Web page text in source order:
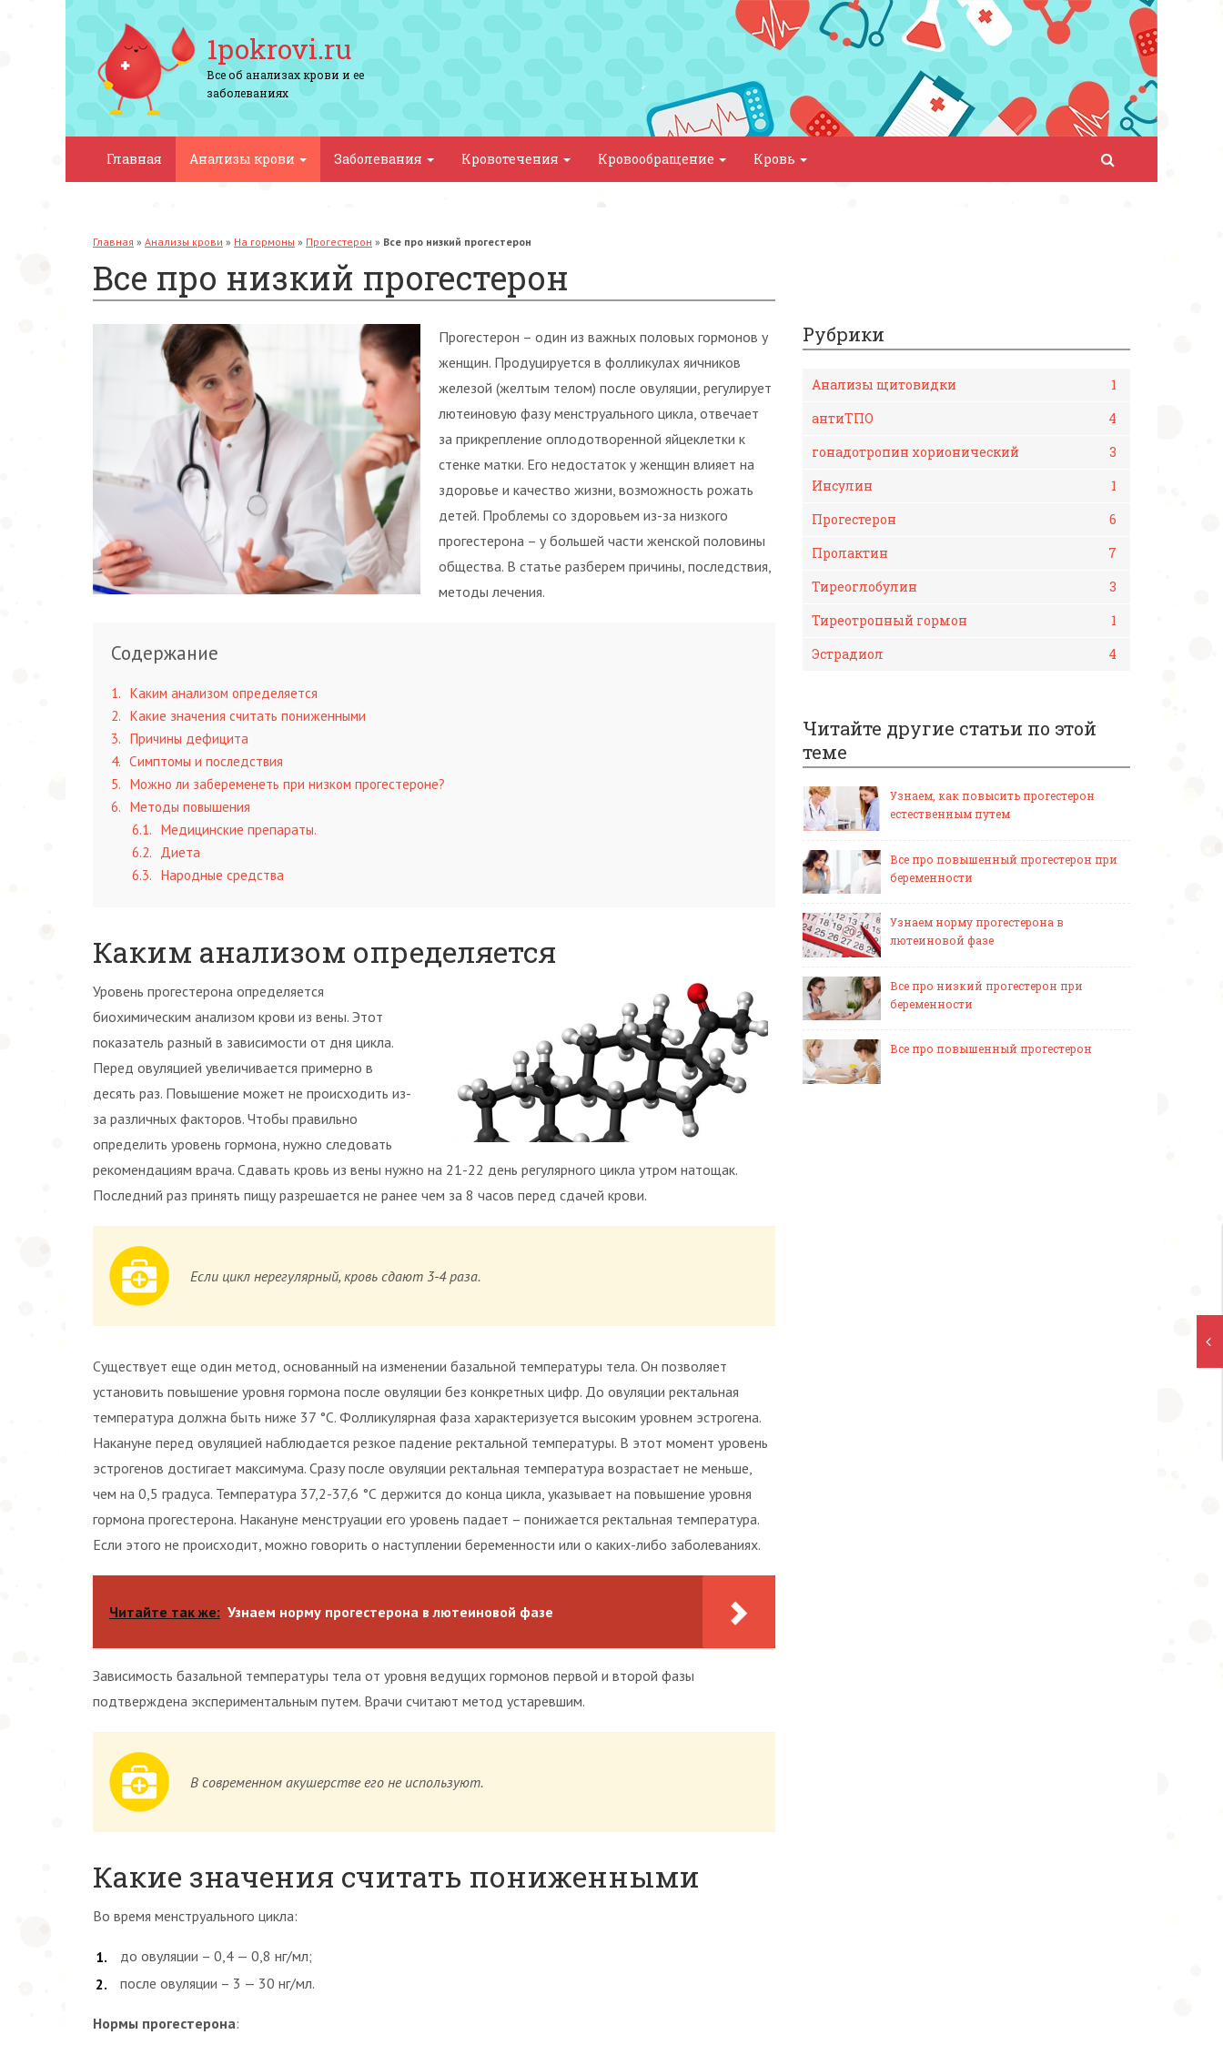
1pokrovi.ru
Все об анализах крови и ее
заболеваниях
Главная Анализы крови Заболевания Кровотечения Кровообращение Кровь
Главная » Анализы крови » На гормоны » Прогестерон » Все про низкий прогестерон
Все про низкий прогестерон
Прогестерон – один из важных половых гормонов у
женщин. Продуцируется в фолликулах яичников
железой (желтым телом) после овуляции, регулирует
лютеиновую фазу менструального цикла, отвечает
за прикрепление оплодотворенной яйцеклетки к
стенке матки. Его недостаток у женщин влияет на
здоровье и качество жизни, возможность рожать
детей. Проблемы со здоровьем из-за низкого
прогестерона – у большей части женской половины
общества. В статье разберем причины, последствия,
методы лечения.
Содержание
1
Каким анализом определяется
2
Какие значения считать пониженными
3
Причины дефицита
4
Симптомы и последствия
5
Можно ли забеременеть при низком прогестероне?
6
Методы повышения
6.1
Медицинские препараты.
6.2
Диета
6.3
Народные средства
Каким анализом определяется
Уровень прогестерона определяется
биохимическим анализом крови из вены. Этот
показатель разный в зависимости от дня цикла.
Перед овуляцией увеличивается примерно в
десять раз. Повышение может не происходить из-
за различных факторов. Чтобы правильно
определить уровень гормона, нужно следовать
рекомендациям врача. Сдавать кровь из вены нужно на 21-22 день регулярного цикла утром натощак.
Последний раз принять пищу разрешается не ранее чем за 8 часов перед сдачей крови.
Если цикл нерегулярный, кровь сдают 3-4 раза.
Существует еще один метод, основанный на изменении базальной температуры тела. Он позволяет
установить повышение уровня гормона после овуляции без конкретных цифр. До овуляции ректальная
температура должна быть ниже 37 °С. Фолликулярная фаза характеризуется высоким уровнем эстрогена.
Накануне перед овуляцией наблюдается резкое падение ректальной температуры. В этот момент уровень
эстрогенов достигает максимума. Сразу после овуляции ректальная температура возрастает не меньше,
чем на 0,5 градуса. Температура 37,2-37,6 °С держится до конца цикла, указывает на повышение уровня
гормона прогестерона. Накануне менструации его уровень падает – понижается ректальная температура.
Если этого не происходит, можно говорить о наступлении беременности или о каких-либо заболеваниях.
Читайте так же: Узнаем норму прогестерона в лютеиновой фазе
Зависимость базальной температуры тела от уровня ведущих гормонов первой и второй фазы
подтверждена экспериментальным путем. Врачи считают метод устаревшим.
В современном акушерстве его не используют.
Какие значения считать пониженными
Во время менструального цикла:
до овуляции – 0,4 — 0,8 нг/мл;
после овуляции – 3 — 30 нг/мл.
Нормы прогестерона:
Рубрики
Анализы щитовидки
1
антиТПО
4
гонадотропин хорионический
3
Инсулин
1
Прогестерон
6
Пролактин
7
Тиреоглобулин
3
Тиреотропный гормон
1
Эстрадиол
4
Читайте другие статьи по этой
теме
Узнаем, как повысить прогестерон
естественным путем
Все про повышенный прогестерон при
беременности
Узнаем норму прогестерона в
лютеиновой фазе
Все про низкий прогестерон при
беременности
Все про повышенный прогестерон